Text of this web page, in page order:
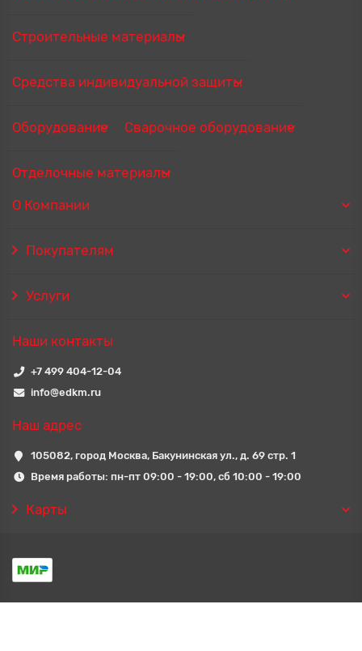
Строительные материалы
Средства индивидуальной защиты
Оборудование Сварочное оборудование
Отделочные материалы
О Компании
Покупателям
Услуги
Наши контакты
+7 499 404-12-04
info@edkm.ru
Наш адрес
105082, город Москва, Бакунинская ул., д. 69 стр. 1
Время работы: пн-пт 09:00 - 19:00, сб 10:00 - 19:00
Карты